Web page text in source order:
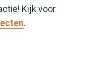
Kijk voor
.